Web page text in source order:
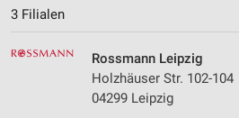
3 Filialen
Rossmann Leipzig
Holzhäuser Str. 102-104
04299 Leipzig